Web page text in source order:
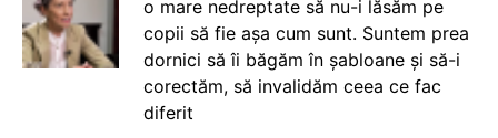
o mare nedreptate să nu-i lăsăm pe
copii să fie așa cum sunt. Suntem prea
dornici să îi băgăm în șabloane și să-i
corectăm, să invalidăm ceea ce fac
diferit